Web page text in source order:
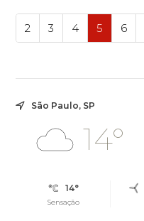
2 3 4 5 6
São Paulo, SP
14°
14°
Sensação